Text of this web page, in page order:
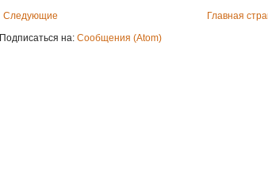
Следующие
Главная
Подписаться на: Сообщения (Atom)